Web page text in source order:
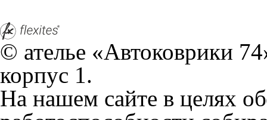
На нашем сайте в целях
работоспособности
персональных данных,
браузером. Это,